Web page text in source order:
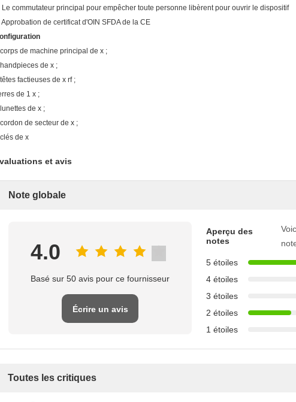
Le commutateur principal pour empêcher toute personne libèrent pour ouvrir le dispositif
Approbation de certificat d'OIN SFDA de la CE
de machine principal de x ;
de x ;
factieuses de x rf ;
de 1 x ;
de x ;
de secteur de x ;
de x
et avis
Note globale
4.0
Basé sur 50 avis pour ce fournisseur
Écrire un avis
Aperçu des
notes
5 étoiles
4 étoiles
3 étoiles
2 étoiles
1 étoiles
Toutes les critiques